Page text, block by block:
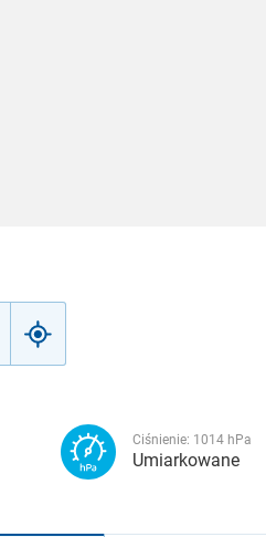
Ciśnienie: 1014 hPa
Umiarkowane